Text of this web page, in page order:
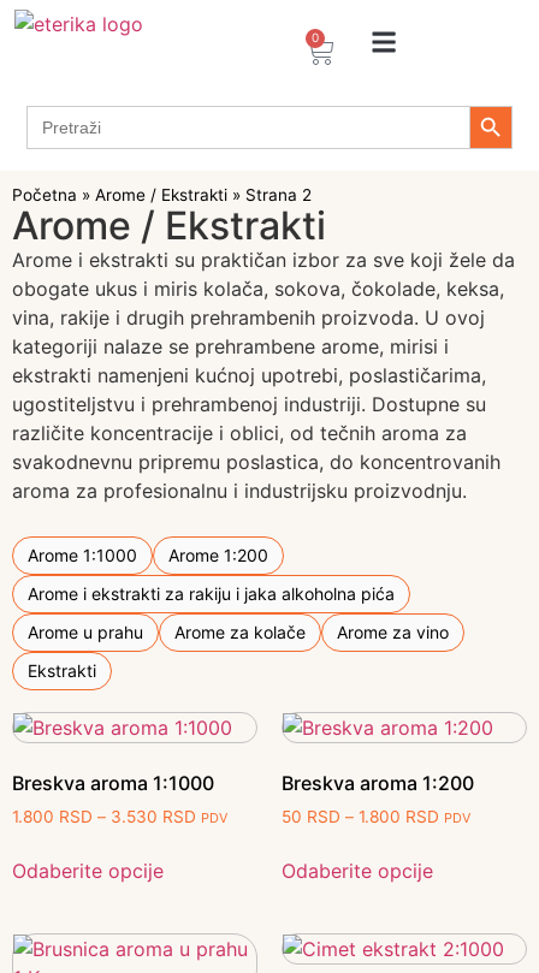
0
Search
for:
Search
Početna » Arome / Ekstrakti » Strana 2
Arome / Ekstrakti
Arome i ekstrakti su praktičan izbor za sve koji žele da
obogate ukus i miris kolača, sokova, čokolade, keksa,
vina, rakije i drugih prehrambenih proizvoda. U ovoj
kategoriji nalaze se prehrambene arome, mirisi i
ekstrakti namenjeni kućnoj upotrebi, poslastičarima,
ugostiteljstvu i prehrambenoj industriji. Dostupne su
različite koncentracije i oblici, od tečnih aroma za
svakodnevnu pripremu poslastica, do koncentrovanih
aroma za profesionalnu i industrijsku proizvodnju.
Arome 1:1000
Arome 1:200
Arome i ekstrakti za rakiju i jaka alkoholna pića
Arome u prahu
Arome za kolače
Arome za vino
Ekstrakti
Breskva aroma 1:1000
1.800 RSD – 3.530 RSD PDV
Odaberite opcije
Breskva aroma 1:200
50 RSD – 1.800 RSD PDV
Odaberite opcije